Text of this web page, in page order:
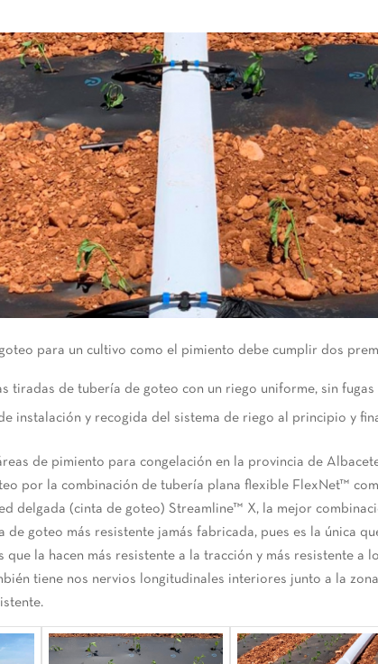
para un cultivo como el pimiento debe cumplir dos
tiradas de tubería de goteo con un riego uniforme, sin fugas
instalación y recogida del sistema de riego al principio y
de pimiento para congelación en la provincia de
por la combinación de tubería plana flexible FlexNet™
delgada (cinta de goteo) Streamline™ X, la mejor
de goteo más resistente jamás fabricada, pues es la única
que la hacen más resistente a la tracción y más resistente a
tiene nos nervios longitudinales interiores junto a la